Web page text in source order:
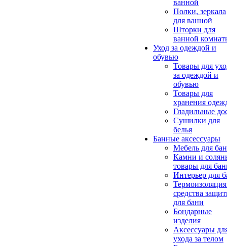
ванной
Полки, зеркала
для ванной
Шторки для
ванной
Уход за одеждой и
обувью
Товары для
за одеждой и
обувью
Товары для
хранения
Гладильные
Сушилки для
белья
Банные аксессуары
Мебель для
Камни и
товары для
Интерьер для
средства
для бани
Бондарные
изделия
Аксеcсуары
ухода за телом